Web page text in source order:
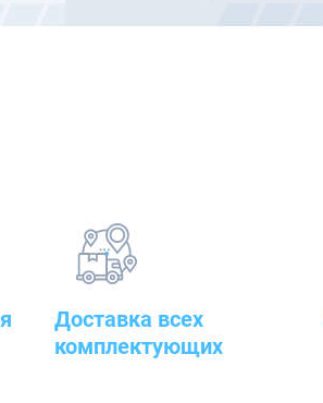
Доставка всех
комплектующих